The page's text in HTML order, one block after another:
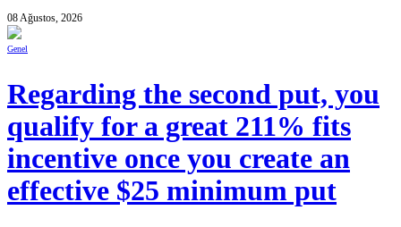
08 Ağustos, 2026
Genel
Regarding the second put, you
qualify for a great 211% fits
incentive once you create an
effective $25 minimum put